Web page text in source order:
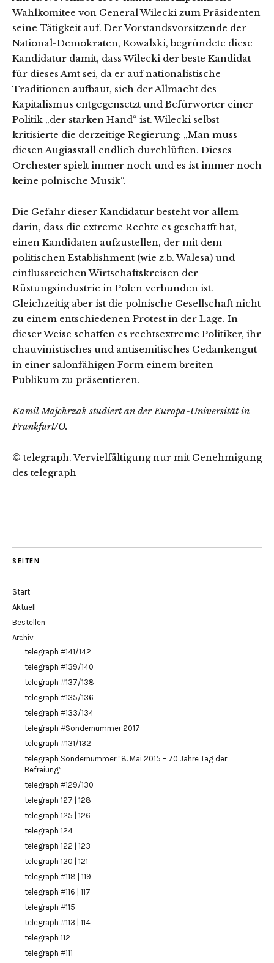
Wahlkomitee von General Wilecki zum Präsidenten
seine Tätigkeit auf. Der Vorstandsvorsitzende der
National-Demokraten, Kowalski, begründete diese
Kandidatur damit, dass Wilecki der beste Kandidat
für dieses Amt sei, da er auf nationalistische
Traditionen aufbaut, sich der Allmacht des
Kapitalismus entgegensetzt und Befürworter einer
Politik „der starken Hand“ ist. Wilecki selbst
kritisierte die derzeitige Regierung: „Man muss
diesen Augiasstall endlich durchlüften. Dieses
Orchester spielt immer noch und es ist immer noch
keine polnische Musik“.
Die Gefahr dieser Kandidatur besteht vor allem
darin, dass die extreme Rechte es geschafft hat,
einen Kandidaten aufzustellen, der mit dem
politischen Establishment (wie z.b. Walesa) und
einflussreichen Wirtschaftskreisen der
Rüstungsindustrie in Polen verbunden ist.
Gleichzeitig aber ist die polnische Gesellschaft nicht
zu einem entschiedenen Protest in der Lage. In
dieser Weise schaffen es rechtsextreme Politiker, ihr
chauvinistisches und antisemitisches Gedankengut
in einer salonfähigen Form einem breiten
Publikum zu präsentieren.
Kamil Majchrzak studiert an der Europa-Universität in
Frankfurt/O.
© telegraph. Vervielfältigung nur mit Genehmigung
des telegraph
SEITEN
Start
Aktuell
Bestellen
Archiv
telegraph #141/142
telegraph #139/140
telegraph #137/138
telegraph #135/136
telegraph #133/134
telegraph #Sondernummer 2017
telegraph #131/132
telegraph Sondernummer “8. Mai 2015 – 70 Jahre Tag der
Befreiung”
telegraph #129/130
telegraph 127 | 128
telegraph 125 | 126
telegraph 124
telegraph 122 | 123
telegraph 120 | 121
telegraph #118 | 119
telegraph #116 | 117
telegraph #115
telegraph #113 | 114
telegraph 112
telegraph #111